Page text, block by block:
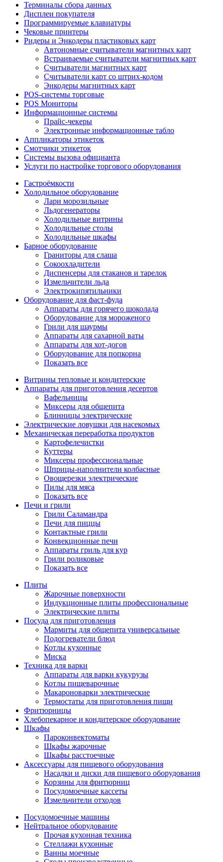
Терминалы сбора данных
Дисплеи покупателя
Программируемые клавиатуры
Чековые принтеры
Ридеры и Энкодеры пластиковых карт
Автономные считыватели магнитных карт
Встраиваемые считыватели магнитных карт
Считыватели магнитных карт
Считыватели карт со штрих-кодом
Энкодеры магнитных карт
POS-системы торговые
POS Мониторы
Информационные системы
Прайс-чекеры
Электронные информационные табло
Аппликаторы этикеток
Смотчики этикеток
Системы вызова официанта
Услуги по настройке торгового оборудования
Гастроёмкости
Холодильное оборудование
Лари морозильные
Льдогенераторы
Холодильные витрины
Холодильные столы
Холодильные шкафы
Барное оборудование
Граниторы для слаша
Сокоохладители
Диспенсеры для стаканов и тарелок
Измельчители льда
Электрокипятильники
Оборудование для фаст-фуда
Аппараты для горячего шоколада
Оборудование для мороженого
Грили для шаурмы
Аппараты для сахарной ваты
Аппараты для хот-догов
Оборудование для попкорна
Показать все
Витрины тепловые и кондитерские
Аппараты для приготовления десертов
Вафельницы
Миксеры для общепита
Блинницы электрические
Электрические ловушки для насекомых
Механическая переработка продуктов
Картофелечистки
Куттеры
Миксеры профессиональные
Шприцы-наполнители колбасные
Овощерезки электрические
Пилы для мяса
Показать все
Печи и грили
Грили Саламандра
Печи для пиццы
Контактные грили
Конвекционные печи
Аппараты гриль для кур
Грили роликовые
Показать все
Плиты
Жарочные поверхности
Индукционные плиты профессиональные
Электрические плиты
Посуда для приготовления
Мармиты для общепита универсальные
Подогреватели блюд
Котлы кухонные
Миска
Техника для варки
Аппараты для варки кукурузы
Котлы пищеварочные
Макароноварки электрические
Термостаты для приготовления пищи
Фритюрницы
Хлебопекарное и кондитерское оборудование
Шкафы
Пароконвектоматы
Шкафы жарочные
Шкафы расстоечные
Аксессуары для пищевого оборудования
Насадки и диски для пищевого оборудования
Корзины для фритюрниц
Посудомоечные кассеты
Измельчители отходов
Посудомоечные машины
Нейтральное оборудование
Прочая кухонная техника
Стеллажи кухонные
Ванны моечные